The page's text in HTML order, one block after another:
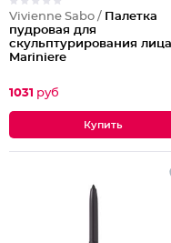
Vivienne Sabo / Палетка
пудровая для
скульптурирования лица
Mariniere
1031 руб